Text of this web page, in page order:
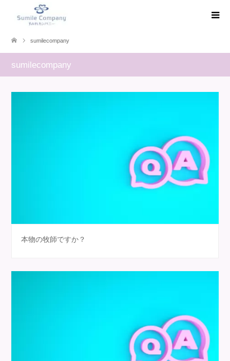
sumilecompany
sumilecompany
本物の牧師ですか？